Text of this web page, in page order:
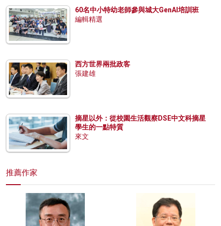
60名中小特幼老師參與城大GenAI培訓班
編輯精選
西方世界兩批政客
張建雄
摘星以外：從校園生活觀察DSE中文科摘星
學生的一點特質
來文
推薦作家